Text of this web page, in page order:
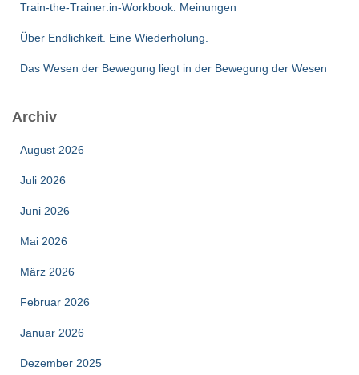
Train-the-Trainer:in-Workbook: Meinungen
Über Endlichkeit. Eine Wiederholung.
Das Wesen der Bewegung liegt in der Bewegung der Wesen
Archiv
August 2026
Juli 2026
Juni 2026
Mai 2026
März 2026
Februar 2026
Januar 2026
Dezember 2025